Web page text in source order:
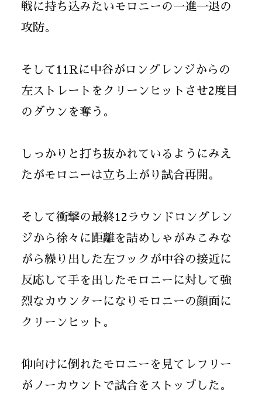
戦に持ち込みたいモロニーの一進一退の
攻防。
そして11Rに中谷がロングレンジからの
左ストレートをクリーンヒットさせ2度目
のダウンを奪う。
しっかりと打ち抜かれているようにみえ
たがモロニーは立ち上がり試合再開。
そして衝撃の最終12ラウンドロングレン
ジから徐々に距離を詰めしゃがみこみな
がら繰り出した左フックが中谷の接近に
反応して手を出したモロニーに対して強
烈なカウンターになりモロニーの顔面に
クリーンヒット。
仰向けに倒れたモロニーを見てレフリー
がノーカウントで試合をストップした。